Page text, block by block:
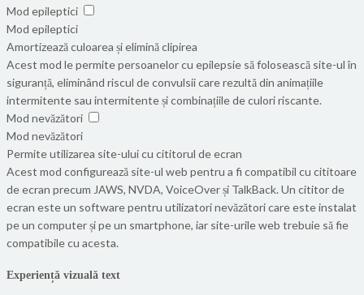
Mod epileptici
Mod epileptici
Amortizează culoarea și elimină clipirea
Acest mod le permite persoanelor cu epilepsie să folosească site-ul în
siguranță, eliminând riscul de convulsii care rezultă din animațiile
intermitente sau intermitente și combinațiile de culori riscante.
Mod nevăzători
Mod nevăzători
Permite utilizarea site-ului cu cititorul de ecran
Acest mod configurează site-ul web pentru a fi compatibil cu cititoare
de ecran precum JAWS, NVDA, VoiceOver și TalkBack. Un cititor de
ecran este un software pentru utilizatori nevăzători care este instalat
pe un computer și pe un smartphone, iar site-urile web trebuie să fie
compatibile cu acesta.
Experiență vizuală text